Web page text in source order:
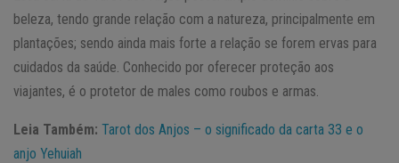
beleza, tendo grande relação com a natureza, principalmente em
plantações; sendo ainda mais forte a relação se forem ervas para
cuidados da saúde. Conhecido por oferecer proteção aos
viajantes, é o protetor de males como roubos e armas.
Leia Também: Tarot dos Anjos – o significado da carta 33 e o
anjo Yehuiah